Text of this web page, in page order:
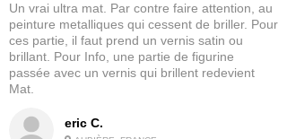
eric C.
Un vrai ultra mat. Par contre faire attention, au
peinture metalliques qui cessent de briller. Pour
ces partie, il faut prend un vernis satin ou
brillant. Pour Info, une partie de figurine
passée avec un vernis qui brillent redevient
Mat.